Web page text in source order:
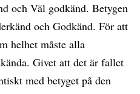
och Väl godkänd. Betygen
och Godkänd. För att
helhet måste alla
Givet att det är fallet
med betyget på den